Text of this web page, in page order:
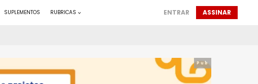
SUPLEMENTOS RUBRICAS ENTRAR ASSINAR
Pub